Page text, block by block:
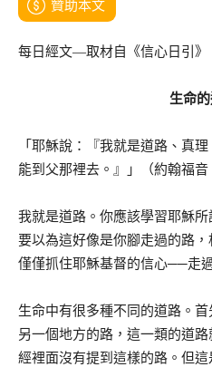
贊助本文
每日經文—取材自《信心日引》
生命
「耶穌說：『我就是道路、真
能到父那裡去。』」（約翰福音
我就是道路。你應該學習耶穌
要以為這好像是你腳走過的路
僅僅抓住耶穌基督的信心──走
生命中有很多種不同的道路。
另一個地方的路，這一類的道
經裡面沒有提到這樣的路。但